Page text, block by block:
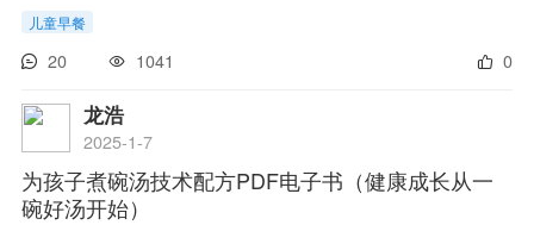
儿童早餐
20 1041 0
龙浩
2025-1-7
为孩子煮碗汤技术配方PDF电子书（健康成长从一
碗好汤开始）